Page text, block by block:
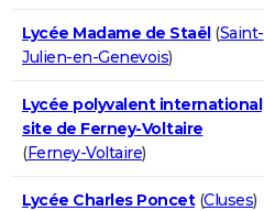
Lycée Madame de Staël(Saint-
Julien-en-Genevois)
Lycée polyvalent international
site de Ferney-Voltaire
(Ferney-Voltaire)
Lycée Charles Poncet(Cluses)